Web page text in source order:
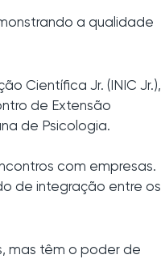
a qualidade
Científica Jr. (INIC Jr.),
de Extensão
de Psicologia.
com empresas.
de integração entre os
mas têm o poder de